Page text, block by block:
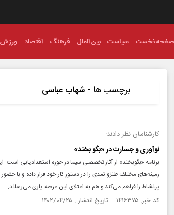
صفحه نخست سیاست بین الملل فرهنگ اقتصاد ورزش
برچسب ها - شهاب عباسی
کارشناسان نظر دادند:
نوآوری و جسارت در «بگو بخند»
برنامه «بگوبخند» از آثار تخصصی سیما در حوزه استعدادیابی است.
زمینه‌های مختلف طنزو کمدی را در دستور کار خود قرار داده و با
پرنشاط را فراهم می‌کند و هم به اعتلای این عرصه یاری می‌رساند.
کد خبر: ۱۴۱۶۳۷۵ تاریخ انتشار : ۱۴۰۲/۰۴/۲۵